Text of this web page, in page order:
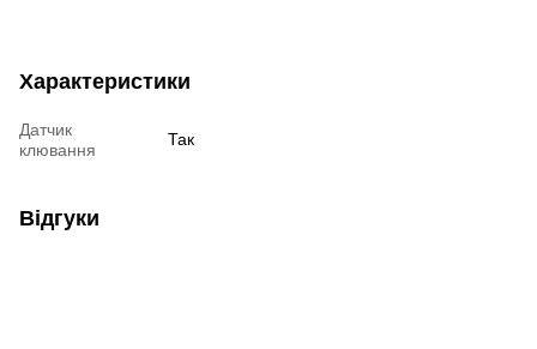
Характеристики
Датчик
клювання
Так
Відгуки